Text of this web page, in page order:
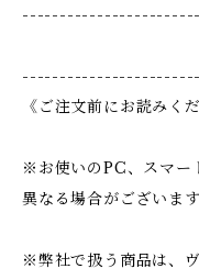
《ご注文前にお読みく
※お使いのPC、スマー
異なる場合がございます
※弊社で扱う商品は、